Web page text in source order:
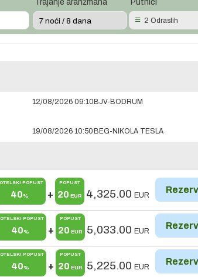
Trajanje aranžmana Putnici
2 Odraslih
12/08/2026 09:10 BJV-BODRUM
19/08/2026 10:50 BEG-NIKOLA TESLA
POPUST
40% +
POPUST
20 EUR 4,325.00 EUR
POPUST
40% +
POPUST
20 EUR 5,033.00 EUR
POPUST
40% +
POPUST
20 EUR 5,225.00 EUR